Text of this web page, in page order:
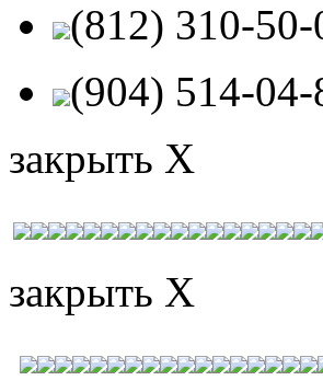
(812) 310-50-
(904) 514-04-
закрыть X
закрыть X